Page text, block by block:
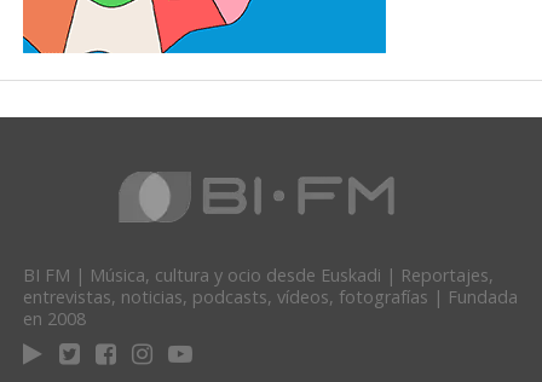
BI FM | Música, cultura y ocio desde Euskadi | Reportajes,
entrevistas, noticias, podcasts, vídeos, fotografías | Fundada
en 2008